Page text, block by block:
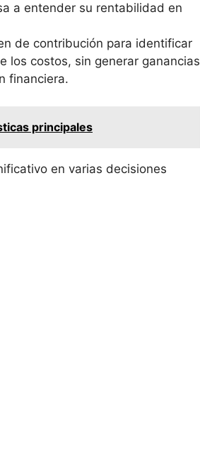
a⁣ entender su rentabilidad en
de contribución para identificar
los costos,‌ sin generar ganancias
financiera.
principales
en varias decisiones